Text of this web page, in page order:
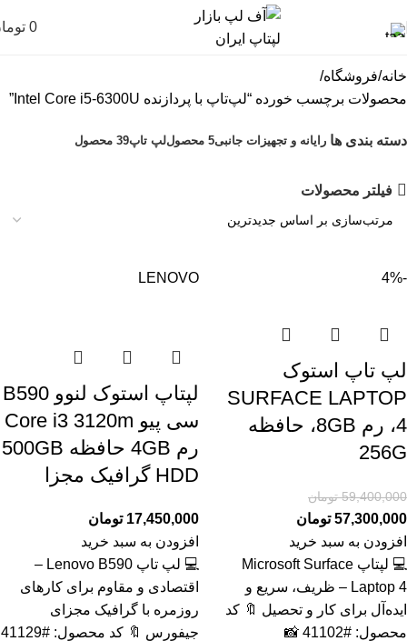
0
خانه فروشگاه
محصولات برچسب خورده “لپ‌تاپ با پردازنده Intel Core i5-6300U”
دسته بندی ها رایانه و تجهیزات جانبی5 محصول لپ تاپ39 محصول
فیلتر محصولات
-4%
لپ تاپ استوک
SURFACE LAPTOP
4، رم 8GB، حافظه
256G
59,400,000 تومان
57,300,000 تومان
افزودن به سبد خرید
💻 لپتاپ Microsoft Surface
Laptop 4 – ظریف، سریع و
ایده‌آل برای کار و تحصیل 🔖 کد
محصول: #41102 📸
LENOVO
لپتاپ استوک لنوو B590
سی پیو Core i3 3120m
رم 4GB حافظه 500GB
HDD گرافیک مجزا
17,450,000 تومان
افزودن به سبد خرید
💻 لپ تاپ Lenovo B590 –
اقتصادی و مقاوم برای کارهای
روزمره با گرافیک مجزای
جیفورس 🔖 کد محصول: #41129